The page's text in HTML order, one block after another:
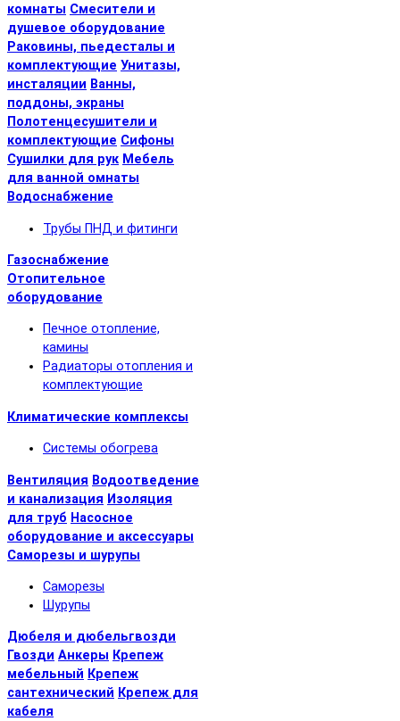
комнаты Смесители и
душевое оборудование
Раковины, пьедесталы и
комплектующие Унитазы,
инсталяции Ванны,
поддоны, экраны
Полотенцесушители и
комплектующие Сифоны
Сушилки для рук Мебель
для ванной омнаты
Водоснабжение
Трубы ПНД и фитинги
Газоснабжение
Отопительное
оборудование
Печное отопление,
камины
Радиаторы отопления и
комплектующие
Климатические комплексы
Системы обогрева
Вентиляция Водоотведение
и канализация Изоляция
для труб Насосное
оборудование и аксессуары
Саморезы и шурупы
Саморезы
Шурупы
Дюбеля и дюбельгвозди
Гвозди Анкеры Крепеж
мебельный Крепеж
сантехнический Крепеж для
кабеля